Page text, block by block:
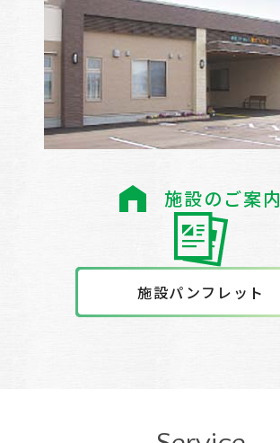
施設のご案内
施設パンフレット